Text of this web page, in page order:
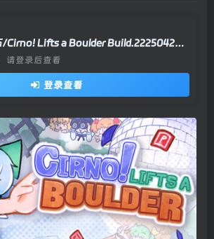
琪露诺！搬开巨石/Cirno! Lifts a Boulder Build.22250426|动作冒险|容量261MB|官方中文版
请登录后查看
登录查看